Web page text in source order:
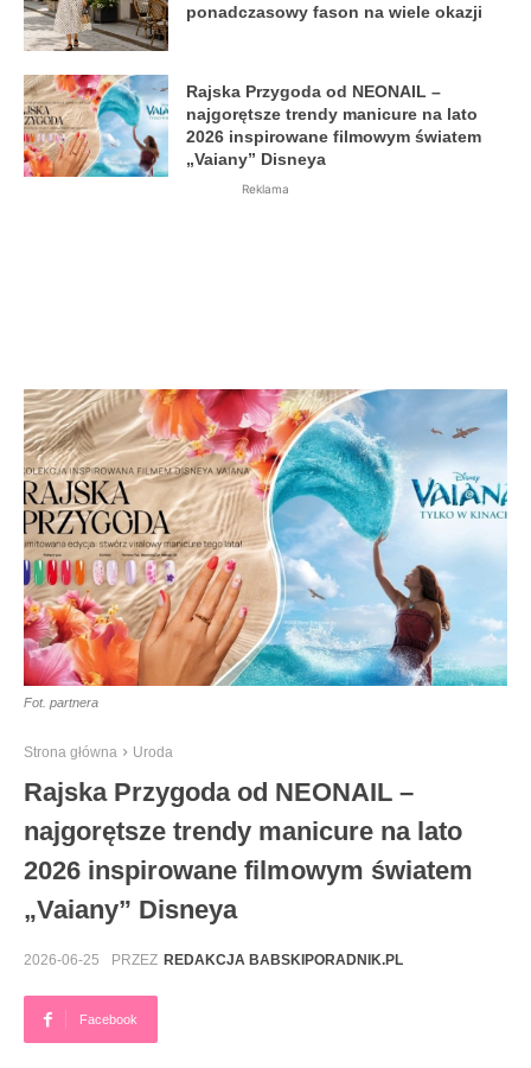
ponadczasowy fason na wiele okazji
Rajska Przygoda od NEONAIL –
najgorętsze trendy manicure na lato
2026 inspirowane filmowym światem
„Vaiany” Disneya
Reklama